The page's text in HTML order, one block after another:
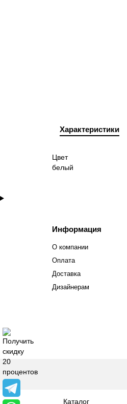
Характеристики
Цвет
белый
Информация
О компании
Оплата
Доставка
Дизайнерам
Каталог